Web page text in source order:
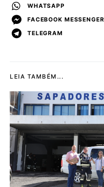
WHATSAPP
FACEBOOK MESSENGER
TELEGRAM
LEIA TAMBÉM...